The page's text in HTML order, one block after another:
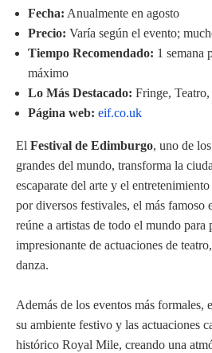
Fecha: Anualmente en agosto
Precio: Varía según el evento;
Tiempo Recomendado: 1 semana
máximo
Lo Más Destacado: Fringe,
Página web: eif.co.uk
El Festival de Edimburgo, uno de
grandes del mundo, transforma la
escaparate del arte y el
por diversos festivales, el más famoso
reúne a artistas de todo el mundo para
impresionante de actuaciones de
danza.
Además de los eventos más formales,
su ambiente festivo y las actuaciones
histórico Royal Mile, creando una